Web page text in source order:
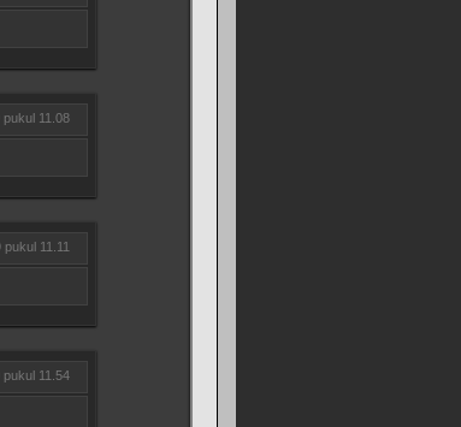
11.08
11.11
pukul 11.54